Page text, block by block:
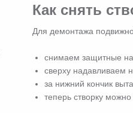
Как снять
Для демонтажа
снимаем защитные
сверху надавливаем
за нижний кончик
теперь створку